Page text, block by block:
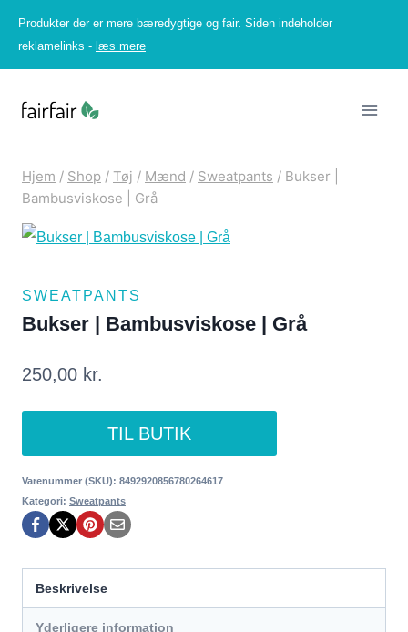
indhold
Produkter der er mere bæredygtige og fair. Siden indeholder
reklamelinks - læs mere
Hjem / Shop / Tøj / Mænd / Sweatpants / Bukser |
Bambusviskose | Grå
SWEATPANTS
Bukser | Bambusviskose | Grå
250,00 kr.
TIL BUTIK
Varenummer (SKU): 8492920856780264617
Kategori: Sweatpants
Beskrivelse
Yderligere information